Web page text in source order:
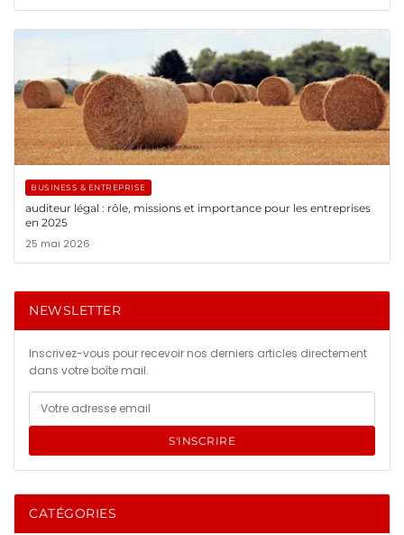
BUSINESS & ENTREPRISE
auditeur légal : rôle, missions et importance pour les entreprises
en 2025
25 mai 2026
NEWSLETTER
Inscrivez-vous pour recevoir nos derniers articles directement
dans votre boîte mail.
S'INSCRIRE
CATÉGORIES